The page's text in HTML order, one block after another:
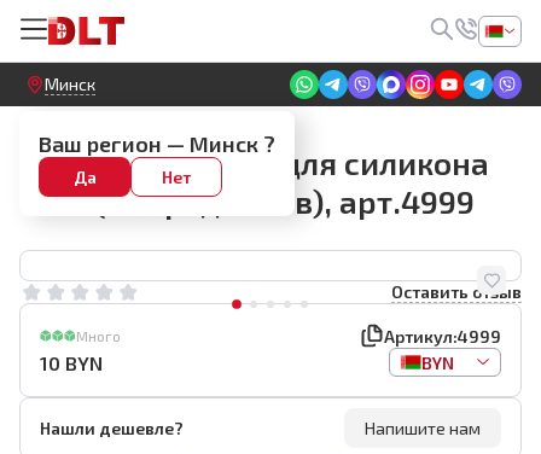
Круглосуточный! Прием заявок на сайте
Минск
Ваш регион — Минск ?
Да Нет
Шпатели и насадки
Набор шпателей для силикона
Tiler (10 предметов), арт.4999
Оставить отзыв
Много Артикул:4999
10 BYN BYN
Нашли дешевле?
Напишите нам